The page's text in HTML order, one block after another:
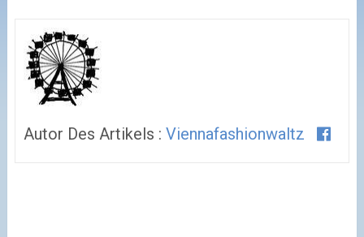
Autor Des Artikels : Viennafashionwaltz